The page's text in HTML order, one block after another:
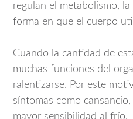
regulan el metabolismo,
forma en que el cuerpo
Cuando la cantidad de
muchas funciones del
ralentizarse. Por este
síntomas como
mayor sensibilidad al frío.